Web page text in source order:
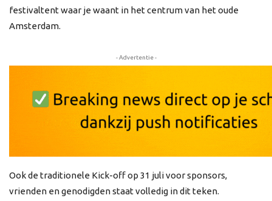
festivaltent waar je waant in het centrum van het oude
Amsterdam.
- Advertentie -
Ook de traditionele Kick-off op 31 juli voor sponsors,
vrienden en genodigden staat volledig in dit teken.